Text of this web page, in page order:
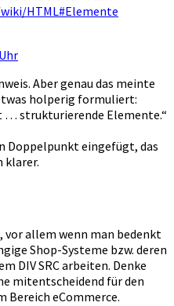
HTML#Elemente
Aber genau das meinte
holperig formuliert:
… strukturierende Elemente.“
Doppelpunkt eingefügt, das
klarer.
allem wenn man bedenkt
Shop-Systeme bzw. deren
DIV SRC arbeiten. Denke
mitentscheidend für den
eCommerce.